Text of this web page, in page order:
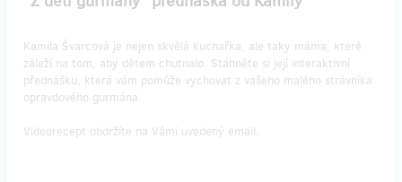
Kamila Švarcová je nejen skvělá kuchařka, ale taky máma, které
záleží na tom, aby dětem chutnalo. Stáhněte si její interaktivní
přednášku, která vám pomůže vychovat z vašeho malého strávníka
opravdového gurmána.
Videorecept obdržíte na Vámi uvedený email.